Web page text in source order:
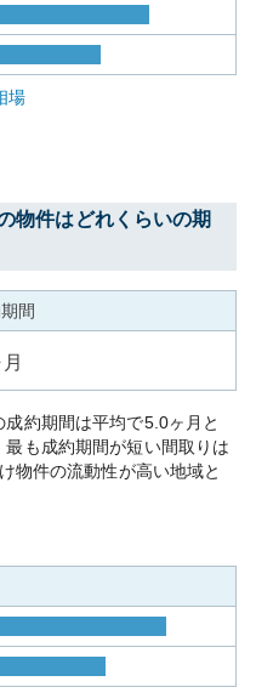
場
物件はどれくらいの期
間
約期間は平均で5.0ヶ月と
も成約期間が短い間取りは
物件の流動性が高い地域と